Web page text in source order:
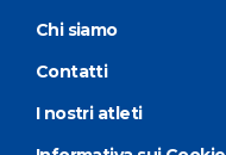
Chi siamo
Contatti
I nostri atleti